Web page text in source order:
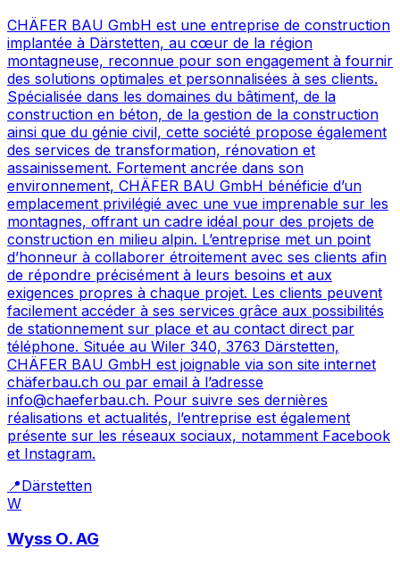
CHÄFER BAU GmbH est une entreprise de construction
implantée à Därstetten, au cœur de la région
montagneuse, reconnue pour son engagement à fournir
des solutions optimales et personnalisées à ses clients.
Spécialisée dans les domaines du bâtiment, de la
construction en béton, de la gestion de la construction
ainsi que du génie civil, cette société propose également
des services de transformation, rénovation et
assainissement. Fortement ancrée dans son
environnement, CHÄFER BAU GmbH bénéficie d’un
emplacement privilégié avec une vue imprenable sur les
montagnes, offrant un cadre idéal pour des projets de
construction en milieu alpin. L’entreprise met un point
d’honneur à collaborer étroitement avec ses clients afin
de répondre précisément à leurs besoins et aux
exigences propres à chaque projet. Les clients peuvent
facilement accéder à ses services grâce aux possibilités
de stationnement sur place et au contact direct par
téléphone. Située au Wiler 340, 3763 Därstetten,
CHÄFER BAU GmbH est joignable via son site internet
chäferbau.ch ou par email à l’adresse
info@chaeferbau.ch. Pour suivre ses dernières
réalisations et actualités, l’entreprise est également
présente sur les réseaux sociaux, notamment Facebook
et Instagram.
📍Därstetten
W
Wyss O. AG